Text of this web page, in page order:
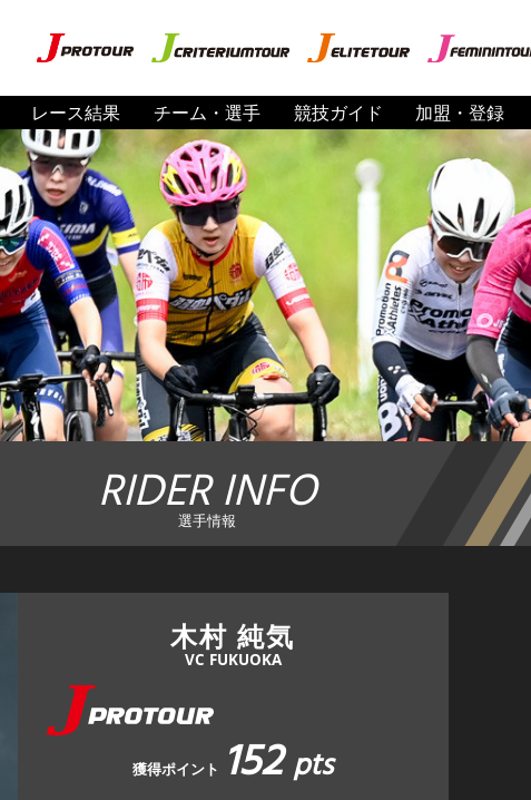
レース結果 チーム・選手 競技ガイド 加盟・登録
RIDER INFO
選手情報
木村 純気
VC FUKUOKA
獲得ポイント 152pts